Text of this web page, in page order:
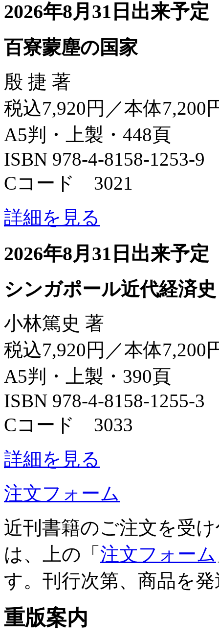
2026年8月31日出来予定
百寮蒙塵の国家
殷 捷 著
税込7,920円／本体7,200
A5判・上製・448頁
ISBN 978-4-8158-1253-9
Cコード 3021
詳細を見る
2026年8月31日出来予定
シンガポール近代経済史
小林篤史 著
税込7,920円／本体7,200
A5判・上製・390頁
ISBN 978-4-8158-1255-3
Cコード 3033
詳細を見る
注文フォーム
近刊書籍のご注文を受
は、上の「 注文フォーム
す。刊行次第、商品を
重版案内